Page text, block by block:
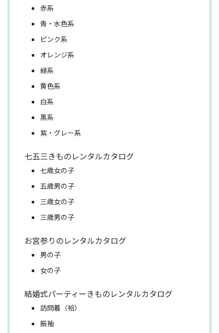
赤系
青・水色系
ピンク系
オレンジ系
緑系
黄色系
白系
黒系
紫・グレー系
七五三きものレンタルカタログ
七歳女の子
五歳男の子
三歳女の子
三歳男の子
お宮参りのレンタルカタログ
男の子
女の子
結婚式パーティーきものレンタルカタログ
訪問着（袷）
振袖